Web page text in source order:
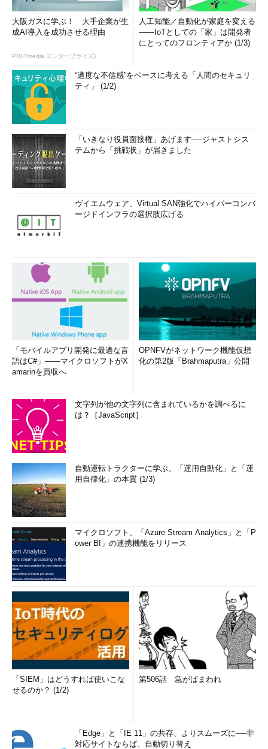
大阪ガスに学ぶ！ 大手企業が生
成AI導入を成功させる理由
PR(ITmedia エンタープライズ)
人工知能／自動化が家庭を変える
――IoTとしての「家」は開発者
にとってのフロンティアか (1/3)
“適度な不信感”をベースに考える「人間のセキュリ
ティ」 (1/2)
「いきなり役員面接権」あげます──ジャストシス
テムから「挑戦状」が届きました
ヴイエムウェア、Virtual SAN強化でハイパーコンバ
ージドインフラの選択肢広げる
「モバイルアプリ開発に最適な言
語はC#」――マイクロソフトがX
amarinを買収へ
OPNFVがネットワーク機能仮想
化の第2版「Brahmaputra」公開
文字列が他の文字列に含まれているかを調べるに
は？［JavaScript］
自動運転トラクターに学ぶ、「運用自動化」と「運
用自律化」の本質 (1/3)
マイクロソフト、「Azure Stream Analytics」と「P
ower BI」の連携機能をリリース
「SIEM」はどうすれば使いこな
せるのか？ (1/2)
第506話 急がばまわれ
「Edge」と「IE 11」の共存、よりスムーズに──非
対応サイトならば、自動切り替え